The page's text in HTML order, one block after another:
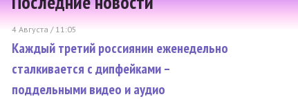
4 Августа / 11:05
Каждый третий россиянин еженедельно
сталкивается с дипфейками –
поддельными видео и аудио